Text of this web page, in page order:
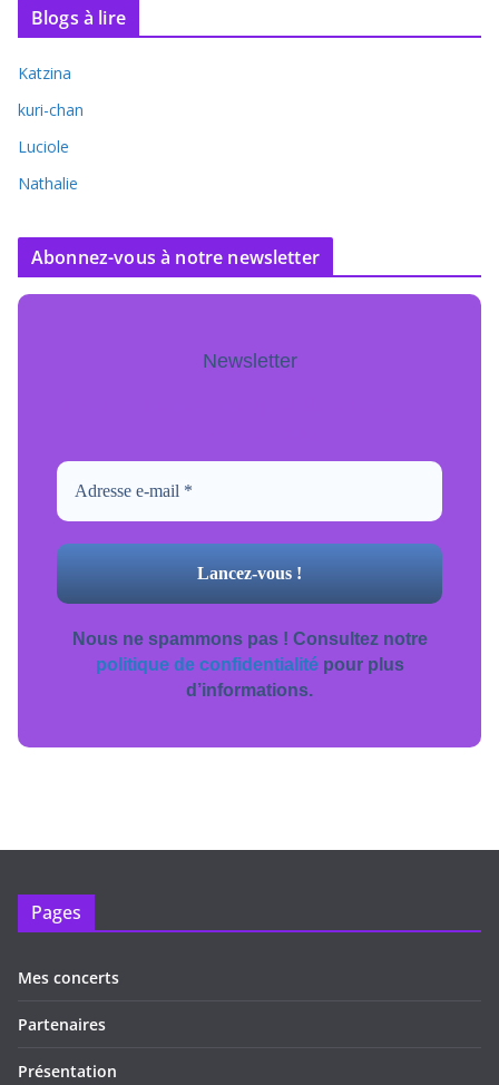
Blogs à lire
Katzina
kuri-chan
Luciole
Nathalie
Abonnez-vous à notre newsletter
Newsletter
Nous ne spammons pas ! Consultez notre
politique de confidentialitépour plus
d’informations.
Pages
Mes concerts
Partenaires
Présentation